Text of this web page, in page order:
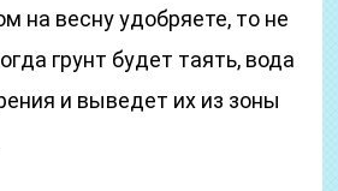
на весну удобряете, то не
грунт будет таять, вода
и выведет их из зоны